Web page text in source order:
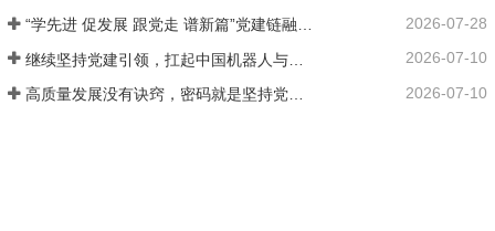
“学先进 促发展 跟党走 谱新篇”党建链融合产业链高质量发展研讨会在济南二机床集团成功举办 2026-07-28
2026-07-10
2026-07-10